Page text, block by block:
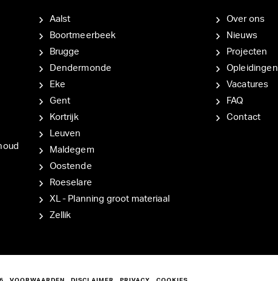
Aalst
Boortmeerbeek
Brugge
Dendermonde
Eke
Gent
Kortrijk
Leuven
Maldegem
Oostende
Roeselare
XL - Planning groot materiaal
Zellik
Over ons
Nieuws
Projecten
Opleidingen
Vacatures
FAQ
Contact